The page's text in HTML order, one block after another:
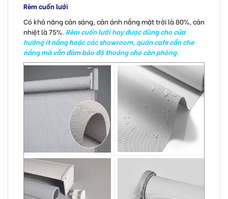
Rèm cuốn lưới
Có khả năng cản sáng, cản ánh nắng mặt trời là 80%, cản
nhiệt là 75%. Rèm cuốn lưới hay được dùng cho cửa
hướng ít nắng hoặc các showroom, quán cafe cần che
nắng mà vẫn đảm bảo độ thoáng cho căn phòng.